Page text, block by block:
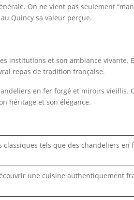
On ne vient pas seulement
Quincy sa valeur perçue.
institutions et son ambiance vivante.
repas de tradition française.
en fer forgé et miroirs vieillis.
héritage et son élégance.
tels que des chandeliers en
une cuisine authentiquement